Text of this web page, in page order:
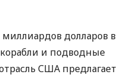
долларов в
и подводные
США предлагает